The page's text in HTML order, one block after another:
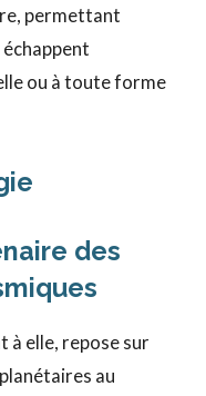
permettant
ou à toute forme
des
à elle, repose sur
au